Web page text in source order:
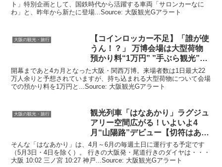
ト」特別企画として、国鉄時代から活躍する車両「サロンカーなに
わ」と、昨年から新たに登場...Source: 大阪観光Gアラート
大阪の観光・旅行
【コインロッカー不足】「誰が使
うん！？」 万博会場は大型荷物
預かり料“1万円” ”手ぶら観光”の
新 …
開幕まであと4カ月となった大阪・関西万博。来場者数は1日最大22
万人余りと予想されていますが、持ち込まれる大型荷物について会場
での預かり料を1万円と...Source: 大阪観光Gアラート
大阪の観光・旅行 観光列車「はなあかり」ラグジュ
アリー空間広がる！いよいよ4
月“山陽路”デビュー【切符はあす
5 …
そんな「はなあかり」は、4月～6月の毎週土日に運行する予定です
（5月3日・4日を除く）。 行きの大阪発・尾道行きのダイヤは・・・
大阪 10:02 三ノ宮 10:27 神戸...Source: 大阪観光Gアラート